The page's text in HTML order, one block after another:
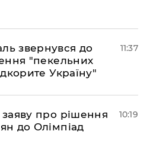
звернувся до
"пекельних
Україну"
11:37
про рішення
до Олімпіад
10:19